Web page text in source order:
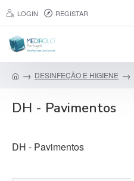
LOGIN REGISTAR
DESINFEÇÃO E HIGIENE
DH - Pavimentos
DH - Pavimentos